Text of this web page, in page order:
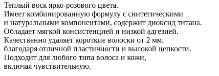
Теплый воск ярко-розового цвета.
Имеет комбинированную формулу с синтетическими
и натуральными компонентами, содержит диоксид титана.
Обладает мягкой консистенцией и низкой адгезией.
Качественно удаляет короткие волоски от 2 мм.
благодаря отличной пластичности и высокой цепкости.
Подходит для любого типа волоса и кожи,
включая чувствительную.